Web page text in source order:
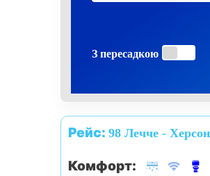
З пересадкою
Рейс: 98 Лечче -
Комфорт: